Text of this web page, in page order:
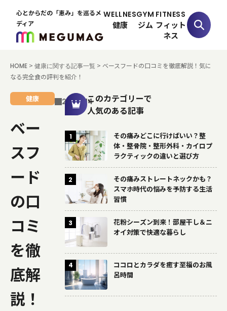
心とからだの「恵み」を巡るメ
ディア
WELLNES
健康
GYM
ジム
FITNESS
フィット
ネス
HOME > 健康に関する記事一覧 > ベースフードの口コミを徹底解説！気に
なる完全食の評判を紹介！
健康 26.04.14
ベー
スフ
ード
の口
コミ
を徹
底解
説！
このカテゴリーで
人気のある記事
1
その痛みどこに行けばいい？整
体・整骨院・整形外科・カイロプ
ラクティックの違いと選び方
2
その痛みストレートネックかも？
スマホ時代の悩みを予防する生活
習慣
3
花粉シーズン到来！部屋干し＆ニ
オイ対策で快適な暮らし
4
ココロとカラダを癒す至福のお風
呂時間